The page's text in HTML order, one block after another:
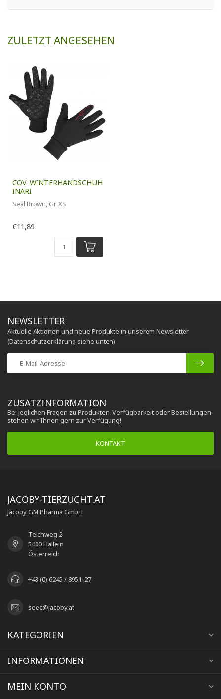
ZULETZT ANGESEHEN
COV. WINTERHANDSCHUH
INARI
Seal Brown, Gr. XS
€11,89
ZUSATZINFORMATION
Bei jeglichen Fragen zu Produkten, Verfügbarkeit oder Bestellungen
stehen wir Ihnen gern zur Verfügung!
KONTAKT
NEWSLETTER
Aktuelle Aktionen und neue Produkte in unserem Newsletter
(Datenschutzerklärung siehe unten)
JACOBY-TIERZUCHT.AT
Jacoby GM Pharma GmbH
Teichweg 2
5400 Hallein
Österreich
+43 (0) 6245 / 8951-27
seec@jacoby.at
KATEGORIEN
INFORMATIONEN
MEIN KONTO